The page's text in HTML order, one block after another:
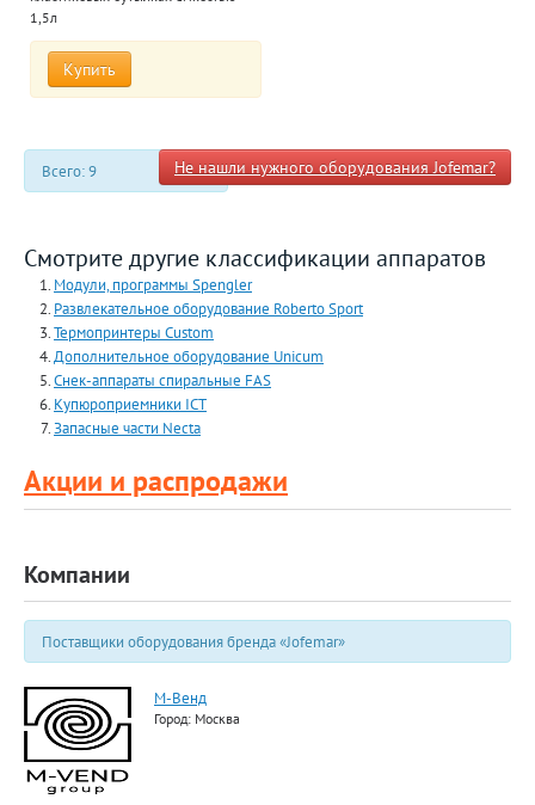
1,5л
Купить
Не нашли нужного оборудования Jofemar?
Всего: 9
Смотрите другие классификации аппаратов
Модули, программы Spengler
Развлекательное оборудование Roberto Sport
Термопринтеры Custom
Дополнительное оборудование Unicum
Снек-аппараты спиральные FAS
Купюроприемники ICT
Запасные части Necta
Акции и распродажи
Компании
Поставщики оборудования бренда «Jofemar»
М-Венд
Город: Москва